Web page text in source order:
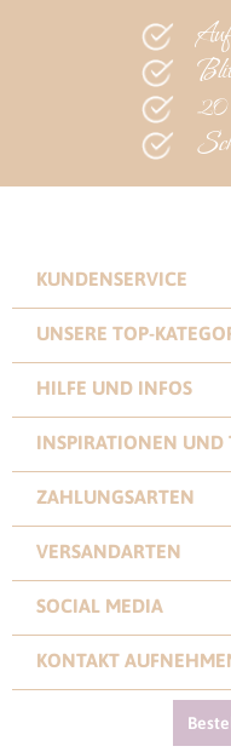
20
KUNDENSERVICE
UNSERE TOP-
HILFE UND INFOS
INSPIRATIONEN UND
ZAHLUNGSARTEN
VERSANDARTEN
SOCIAL MEDIA
KONTAKT